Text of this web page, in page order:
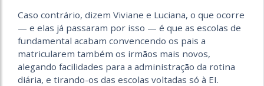
Caso contrário, dizem Viviane e Luciana, o que ocorre
— e elas já passaram por isso — é que as escolas de
fundamental acabam convencendo os pais a
matricularem também os irmãos mais novos,
alegando facilidades para a administração da rotina
diária, e tirando-os das escolas voltadas só à EI.